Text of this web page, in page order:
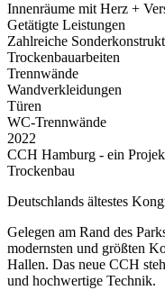
Innenräume mit Herz +
Getätigte Leistungen
Zahlreiche
Trockenbauarbeiten
Trennwände
Wandverkleidungen
Türen
WC-Trennwände
2022
CCH Hamburg - ein
Trockenbau
Deutschlands ältestes
Gelegen am Rand des
modernsten und größten
Hallen. Das neue CCH
und hochwertige Technik.